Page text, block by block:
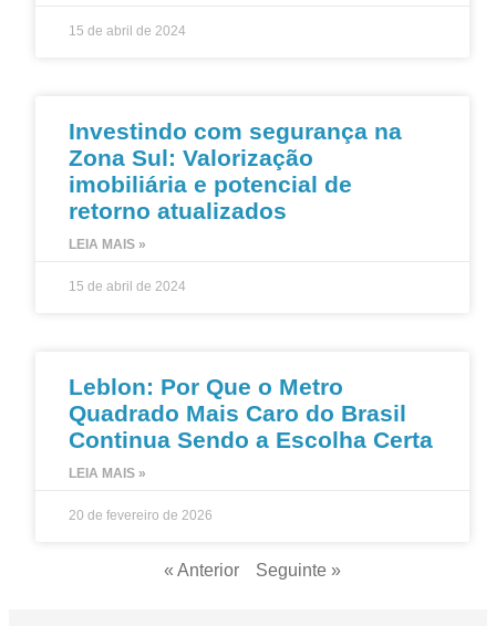
15 de abril de 2024
Investindo com segurança na
Zona Sul: Valorização
imobiliária e potencial de
retorno atualizados
LEIA MAIS »
15 de abril de 2024
Leblon: Por Que o Metro
Quadrado Mais Caro do Brasil
Continua Sendo a Escolha Certa
LEIA MAIS »
20 de fevereiro de 2026
« Anterior Seguinte »